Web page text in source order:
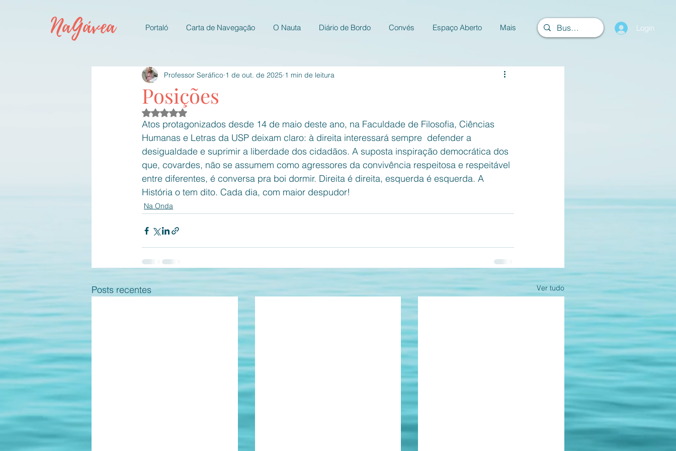
NaGávea Portaló Carta de Navegação O Nauta Diário de Bordo Convés Espaço Aberto Mais Login
Posições
Professor Seráfico 1 de out. de 2025 1 min de leitura
Avaliado com NaN de 5 estrelas.
Atos protagonizados desde 14 de maio deste ano, na Faculdade de Filosofia, Ciências
Humanas e Letras da USP deixam claro: à direita interessará sempre  defender a
desigualdade e suprimir a liberdade dos cidadãos. A suposta inspiração democrática dos
que, covardes, não se assumem como agressores da convivência respeitosa e respeitável
entre diferentes, é conversa pra boi dormir. Direita é direita, esquerda é esquerda. A
História o tem dito. Cada dia, com maior despudor!
Na Onda
Posts recentes Ver tudo